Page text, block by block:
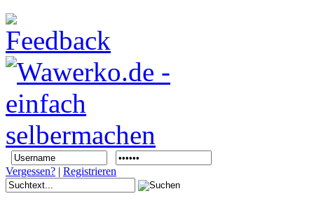
Vergessen? | Registrieren